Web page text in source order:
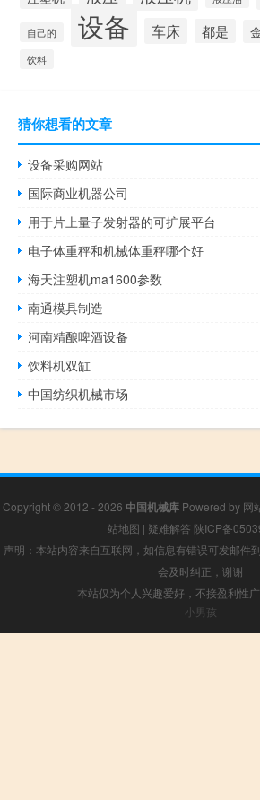
自己的 设备 车床 都是
饮料
猜你想看的文章
设备采购网站
国际商业机器公司
用于片上量子发射器的可扩展平台
电子体重秤和机械体重秤哪个好
海天注塑机ma1600参数
南通模具制造
河南精酿啤酒设备
饮料机双缸
中国纺织机械市场
Copyright © 2012 - 2026 中国机械库 Powered by 网
站地图 | 疑难解答 陕ICP备
声明：本站内容来自互联网，如信息有错误可发邮件
会及时纠正，谢谢
本站仅为个人兴趣爱好，不接盈利性
小男孩